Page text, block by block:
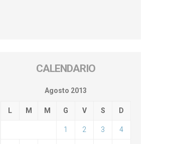
CALENDARIO
Agosto 2013
L M M G V S D
1 2 3 4